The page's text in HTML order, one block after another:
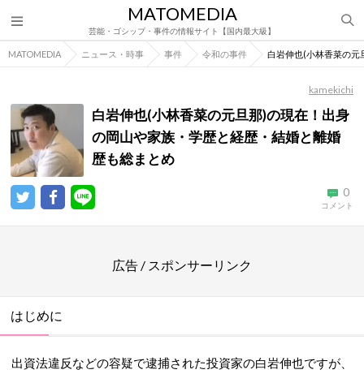
MATOMEDIA
芸能・ゴシップ・事件の情報サイト【国内最大級】
MATOMEDIA ニュース・時事 事件 令和の事件 白岩伸也(小林香菜の元
kamekichi
白岩伸也(小林香菜の元旦那)の現在！出身
の岡山や家族・学歴と経歴・結婚と離婚
歴も総まとめ
0
コメント
広告 / スポンサーリンク
はじめに
出資法違反などの容疑で逮捕された投資家の白岩伸也ですが、